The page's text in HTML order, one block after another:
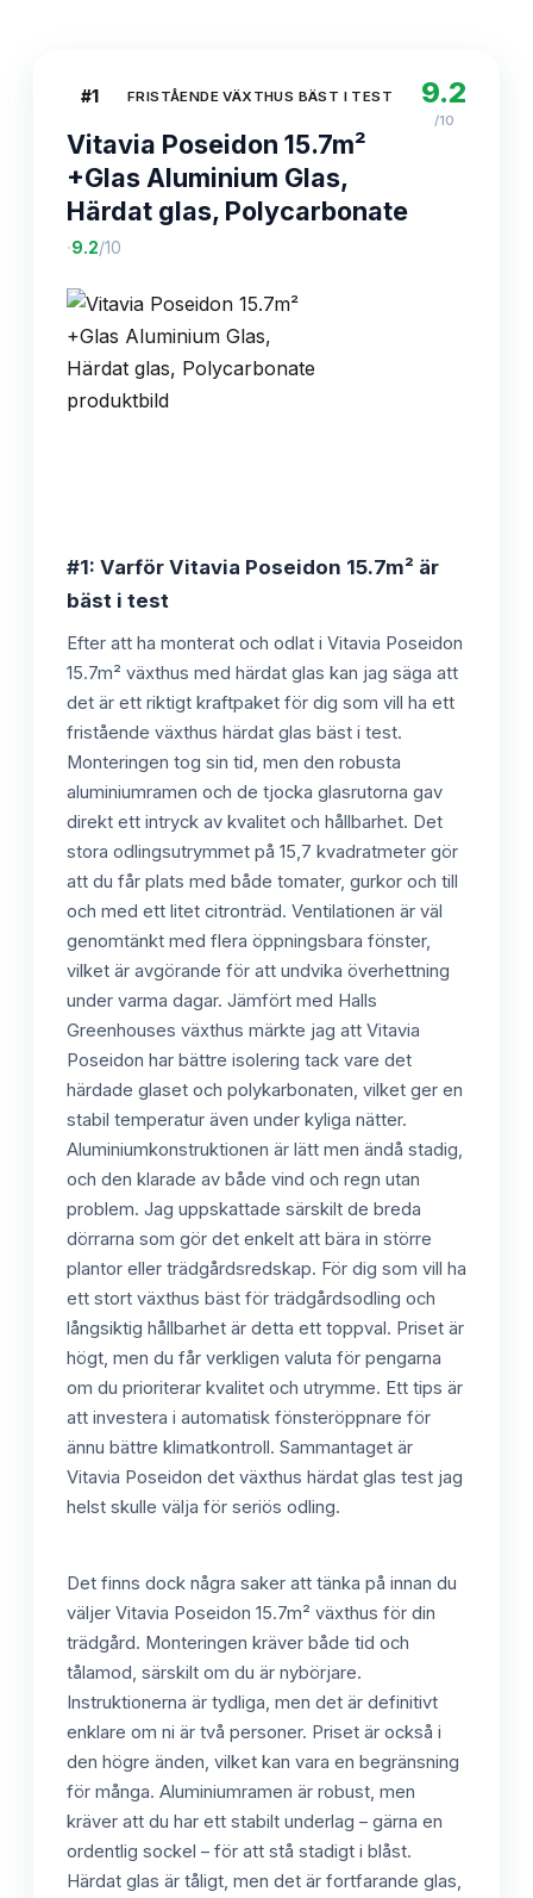
#1 FRISTÅENDE VÄXTHUS BÄST I TEST
Vitavia Poseidon 15.7m²
+Glas Aluminium Glas,
Härdat glas, Polycarbonate
·9.2/10
9.2
/10
#1: Varför Vitavia Poseidon 15.7m² är
bäst i test
Efter att ha monterat och odlat i Vitavia Poseidon
15.7m² växthus med härdat glas kan jag säga att
det är ett riktigt kraftpaket för dig som vill ha ett
fristående växthus härdat glas bäst i test.
Monteringen tog sin tid, men den robusta
aluminiumramen och de tjocka glasrutorna gav
direkt ett intryck av kvalitet och hållbarhet. Det
stora odlingsutrymmet på 15,7 kvadratmeter gör
att du får plats med både tomater, gurkor och till
och med ett litet citronträd. Ventilationen är väl
genomtänkt med flera öppningsbara fönster,
vilket är avgörande för att undvika överhettning
under varma dagar. Jämfört med Halls
Greenhouses växthus märkte jag att Vitavia
Poseidon har bättre isolering tack vare det
härdade glaset och polykarbonaten, vilket ger en
stabil temperatur även under kyliga nätter.
Aluminiumkonstruktionen är lätt men ändå stadig,
och den klarade av både vind och regn utan
problem. Jag uppskattade särskilt de breda
dörrarna som gör det enkelt att bära in större
plantor eller trädgårdsredskap. För dig som vill ha
ett stort växthus bäst för trädgårdsodling och
långsiktig hållbarhet är detta ett toppval. Priset är
högt, men du får verkligen valuta för pengarna
om du prioriterar kvalitet och utrymme. Ett tips är
att investera i automatisk fönsteröppnare för
ännu bättre klimatkontroll. Sammantaget är
Vitavia Poseidon det växthus härdat glas test jag
helst skulle välja för seriös odling.
Det finns dock några saker att tänka på innan du
väljer Vitavia Poseidon 15.7m² växthus för din
trädgård. Monteringen kräver både tid och
tålamod, särskilt om du är nybörjare.
Instruktionerna är tydliga, men det är definitivt
enklare om ni är två personer. Priset är också i
den högre änden, vilket kan vara en begränsning
för många. Aluminiumramen är robust, men
kräver att du har ett stabilt underlag – gärna en
ordentlig sockel – för att stå stadigt i blåst.
Härdat glas är tåligt, men det är fortfarande glas,